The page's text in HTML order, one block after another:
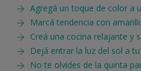
Agregá un toque de color a
Marcá tendencia con
Creá una cocina relajante y
Dejá entrar la luz del sol a
No te olvides de la quinta